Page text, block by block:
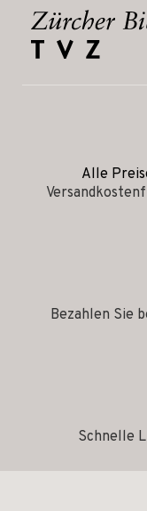
Alle
Bezahlen Sie
Schnelle